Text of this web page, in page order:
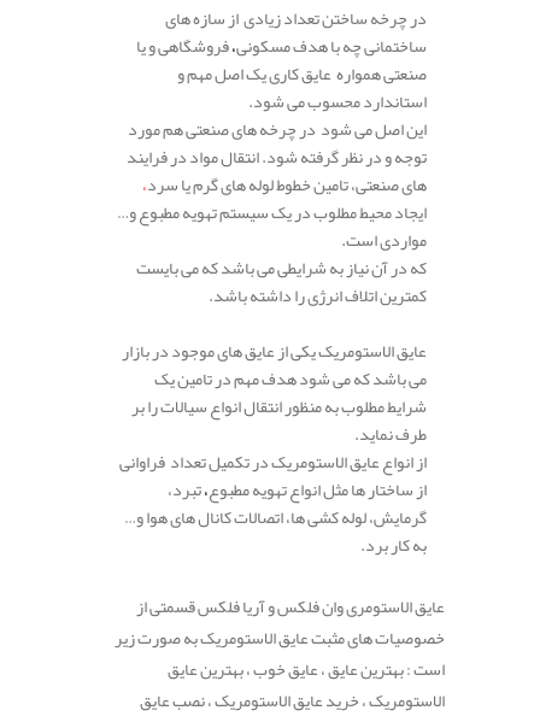
در چرخه ساختن تعداد زیادی از سازه های
ساختمانی چه با هدف مسکونی،فروشگاهی و یا
صنعتی همواره عایق کاری یک اصل مهم و
استاندارد محسوب می شود.
این اصل می شود در چرخه های صنعتی هم مورد
توجه و در نظر گرفته شود. انتقال مواد در فرایند
های صنعتی، تامین خطوط لوله های گرم یا سرد،
ایجاد محیط مطلوب در یک سیستم تهویه مطبوع و…
مواردی است.
که در آن نیاز به شرایطی می باشد که می بایست
کمترین اتلاف انرژی را داشته باشد.
عایق الاستومریک یکی از عایق های موجود در بازار
می باشد که می شود هدف مهم در تامین یک
شرایط مطلوب به منظور انتقال انواع سیالات را بر
طرف نماید.
از انواع عایق الاستومریک در تکمیل تعداد فراوانی
از ساختار ها مثل انواع تهویه مطبوع،تبرد،
گرمایش، لوله کشی ها، اتصالات کانال های هوا و…
به کار برد.
عایق الاستومری وان فلکس و آریا فلکس قسمتی از
خصوصیات های مثبت عایق الاستومریک به صورت زیر
است : بهترین عایق ، عایق خوب ، بهترین عایق
الاستومریک ، خرید عایق الاستومریک ، نصب عایق